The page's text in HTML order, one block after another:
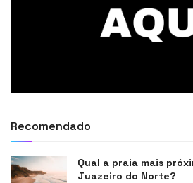
Recomendado
Qual a praia mais
Juazeiro do Norte?